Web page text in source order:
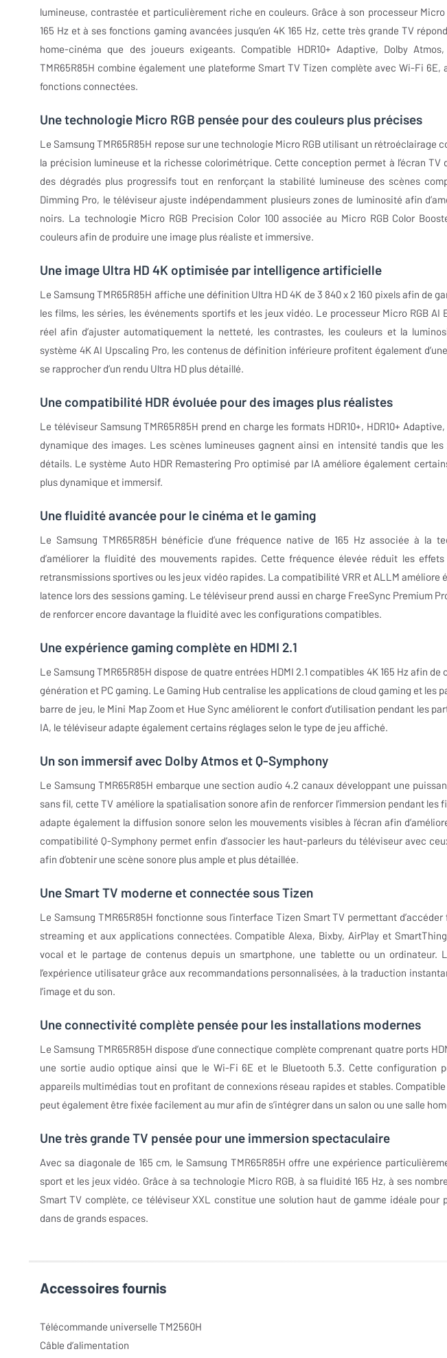
lumineuse, contrastée et particulièrement riche en couleurs. Grâce à son processeur
165 Hz et à ses fonctions gaming avancées jusqu’en 4K 165 Hz, cette très grande TV
home-cinéma que des joueurs exigeants. Compatible HDR10+ Adaptive, Dolby
TMR65R85H combine également une plateforme Smart TV Tizen complète avec Wi-Fi
fonctions connectées.
Une technologie Micro RGB pensée pour des couleurs plus précises
Le Samsung TMR65R85H repose sur une technologie Micro RGB utilisant un rétroéclairage
la précision lumineuse et la richesse colorimétrique. Cette conception permet à l’écran
des dégradés plus progressifs tout en renforçant la stabilité lumineuse des scènes
Dimming Pro, le téléviseur ajuste indépendamment plusieurs zones de luminosité afin
noirs. La technologie Micro RGB Precision Color 100 associée au Micro RGB Color
couleurs afin de produire une image plus réaliste et immersive.
Une image Ultra HD 4K optimisée par intelligence artificielle
Le Samsung TMR65R85H affiche une définition Ultra HD 4K de 3 840 x 2 160 pixels afin de
les films, les séries, les événements sportifs et les jeux vidéo. Le processeur Micro RGB AI
réel afin d’ajuster automatiquement la netteté, les contrastes, les couleurs et la
système 4K AI Upscaling Pro, les contenus de définition inférieure profitent également
se rapprocher d’un rendu Ultra HD plus détaillé.
Une compatibilité HDR évoluée pour des images plus réalistes
Le téléviseur Samsung TMR65R85H prend en charge les formats HDR10+, HDR10+
dynamique des images. Les scènes lumineuses gagnent ainsi en intensité tandis que
détails. Le système Auto HDR Remastering Pro optimisé par IA améliore également
plus dynamique et immersif.
Une fluidité avancée pour le cinéma et le gaming
Le Samsung TMR65R85H bénéficie d’une fréquence native de 165 Hz associée à la
d’améliorer la fluidité des mouvements rapides. Cette fréquence élevée réduit les
retransmissions sportives ou les jeux vidéo rapides. La compatibilité VRR et ALLM améliore
latence lors des sessions gaming. Le téléviseur prend aussi en charge FreeSync Premium
de renforcer encore davantage la fluidité avec les configurations compatibles.
Une expérience gaming complète en HDMI 2.1
Le Samsung TMR65R85H dispose de quatre entrées HDMI 2.1 compatibles 4K 165 Hz afin
génération et PC gaming. Le Gaming Hub centralise les applications de cloud gaming et les
barre de jeu, le Mini Map Zoom et Hue Sync améliorent le confort d’utilisation pendant les
IA, le téléviseur adapte également certains réglages selon le type de jeu affiché.
Un son immersif avec Dolby Atmos et Q-Symphony
Le Samsung TMR65R85H embarque une section audio 4.2 canaux développant une
sans fil, cette TV améliore la spatialisation sonore afin de renforcer l’immersion pendant les
adapte également la diffusion sonore selon les mouvements visibles à l’écran afin
compatibilité Q-Symphony permet enfin d’associer les haut-parleurs du téléviseur avec
afin d’obtenir une scène sonore plus ample et plus détaillée.
Une Smart TV moderne et connectée sous Tizen
Le Samsung TMR65R85H fonctionne sous l’interface Tizen Smart TV permettant
streaming et aux applications connectées. Compatible Alexa, Bixby, AirPlay et
vocal et le partage de contenus depuis un smartphone, une tablette ou un ordinateur.
l’expérience utilisateur grâce aux recommandations personnalisées, à la traduction
l’image et du son.
Une connectivité complète pensée pour les installations modernes
Le Samsung TMR65R85H dispose d’une connectique complète comprenant quatre ports
une sortie audio optique ainsi que le Wi-Fi 6E et le Bluetooth 5.3. Cette configuration
appareils multimédias tout en profitant de connexions réseau rapides et stables.
peut également être fixée facilement au mur afin de s’intégrer dans un salon ou une salle
Une très grande TV pensée pour une immersion spectaculaire
Avec sa diagonale de 165 cm, le Samsung TMR65R85H offre une expérience
sport et les jeux vidéo. Grâce à sa technologie Micro RGB, à sa fluidité 165 Hz, à ses
Smart TV complète, ce téléviseur XXL constitue une solution haut de gamme idéale pour
dans de grands espaces.
Accessoires fournis
Télécommande universelle TM2560H
Câble d’alimentation